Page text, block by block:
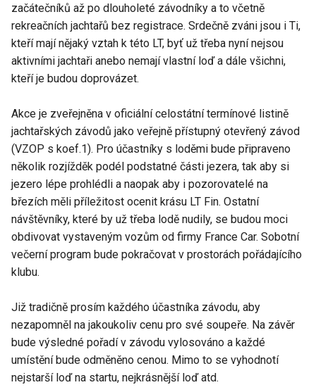
začátečníků až po dlouholeté závodníky a to včetně
rekreačních jachtařů bez registrace. Srdečně zváni jsou i Ti,
kteří mají nějaký vztah k této LT, byť už třeba nyní nejsou
aktivními jachtaři anebo nemají vlastní loď a dále všichni,
kteří je budou doprovázet.
Akce je zveřejněna v oficiální celostátní termínové listině
jachtařských závodů jako veřejně přístupný otevřený závod
(VZOP s koef.1). Pro účastníky s loděmi bude připraveno
několik rozjížděk podél podstatné části jezera, tak aby si
jezero lépe prohlédli a naopak aby i pozorovatelé na
březích měli příležitost ocenit krásu LT Fin. Ostatní
návštěvníky, které by už třeba lodě nudily, se budou moci
obdivovat vystaveným vozům od firmy France Car. Sobotní
večerní program bude pokračovat v prostorách pořádajícího
klubu.
Již tradičně prosím každého účastníka závodu, aby
nezapomněl na jakoukoliv cenu pro své soupeře. Na závěr
bude výsledné pořadí v závodu vylosováno a každé
umístění bude odměněno cenou. Mimo to se vyhodnotí
nejstarší loď na startu, nejkrásnější loď atd.